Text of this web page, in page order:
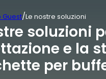
Guest/Le nostre soluzioni
soluzioni
e la
per